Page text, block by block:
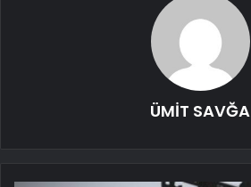
ÜMİT SAVĞA